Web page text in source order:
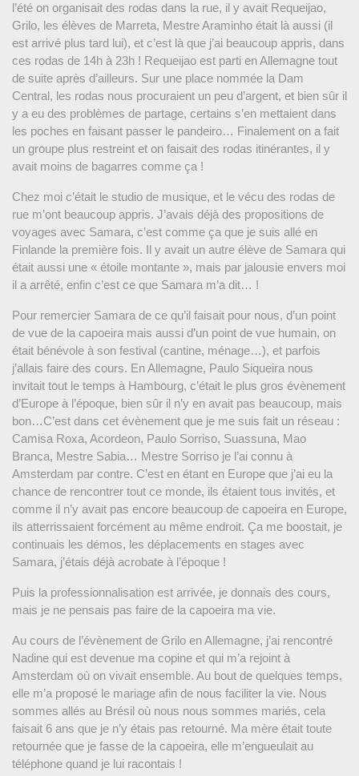
l’été on organisait des rodas dans la rue, il y avait Requeijao,
Grilo, les élèves de Marreta, Mestre Araminho était là aussi (il
est arrivé plus tard lui), et c’est là que j’ai beaucoup appris, dans
ces rodas de 14h à 23h ! Requeijao est parti en Allemagne tout
de suite après d’ailleurs. Sur une place nommée la Dam
Central, les rodas nous procuraient un peu d’argent, et bien sûr il
y a eu des problèmes de partage, certains s’en mettaient dans
les poches en faisant passer le pandeiro… Finalement on a fait
un groupe plus restreint et on faisait des rodas itinérantes, il y
avait moins de bagarres comme ça !
Chez moi c’était le studio de musique, et le vécu des rodas de
rue m’ont beaucoup appris. J’avais déjà des propositions de
voyages avec Samara, c’est comme ça que je suis allé en
Finlande la première fois. Il y avait un autre élève de Samara qui
était aussi une « étoile montante », mais par jalousie envers moi
il a arrêté, enfin c’est ce que Samara m’a dit… !
Pour remercier Samara de ce qu’il faisait pour nous, d’un point
de vue de la capoeira mais aussi d’un point de vue humain, on
était bénévole à son festival (cantine, ménage…), et parfois
j’allais faire des cours. En Allemagne, Paulo Siqueira nous
invitait tout le temps à Hambourg, c’était le plus gros évènement
d’Europe à l’époque, bien sûr il n’y en avait pas beaucoup, mais
bon…C’est dans cet évènement que je me suis fait un réseau :
Camisa Roxa, Acordeon, Paulo Sorriso, Suassuna, Mao
Branca, Mestre Sabia… Mestre Sorriso je l’ai connu à
Amsterdam par contre. C’est en étant en Europe que j’ai eu la
chance de rencontrer tout ce monde, ils étaient tous invités, et
comme il n’y avait pas encore beaucoup de capoeira en Europe,
ils atterrissaient forcément au même endroit. Ça me boostait, je
continuais les démos, les déplacements en stages avec
Samara, j’étais déjà acrobate à l’époque !
Puis la professionnalisation est arrivée, je donnais des cours,
mais je ne pensais pas faire de la capoeira ma vie.
Au cours de l’évènement de Grilo en Allemagne, j’ai rencontré
Nadine qui est devenue ma copine et qui m’a rejoint à
Amsterdam où on vivait ensemble. Au bout de quelques temps,
elle m’a proposé le mariage afin de nous faciliter la vie. Nous
sommes allés au Brésil où nous nous sommes mariés, cela
faisait 6 ans que je n’y étais pas retourné. Ma mère était toute
retournée que je fasse de la capoeira, elle m’engueulait au
téléphone quand je lui racontais !